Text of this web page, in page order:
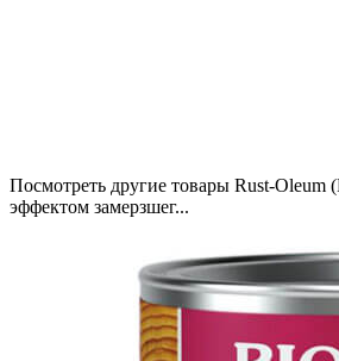
Посмотреть другие товары Rust-Oleum
эффектом замерзшег...